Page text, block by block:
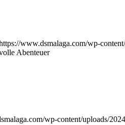
www.dsmalaga.com/wp-
Abenteuer
wp-content/uploads/